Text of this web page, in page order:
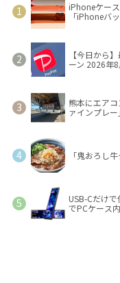
iPhoneケー
「iPhoneバ
【今日から
ーン 2026年
熊本にエア
ァインプレー」
「鬼おろし
USB-Cだけ
でPCケース